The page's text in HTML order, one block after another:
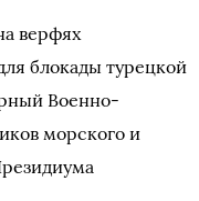
верфях
блокады турецкой
Военно-
морского и